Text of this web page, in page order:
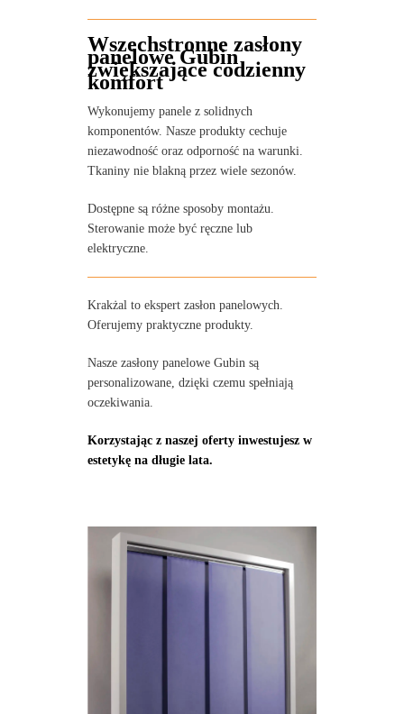
Wszechstronne zasłony
panelowe Gubin
zwiększające codzienny
komfort
Wykonujemy panele z solidnych
komponentów. Nasze produkty cechuje
niezawodność oraz odporność na warunki.
Tkaniny nie blakną przez wiele sezonów.
Dostępne są różne sposoby montażu.
Sterowanie może być ręczne lub
elektryczne.
Krakżal to ekspert zasłon panelowych.
Oferujemy praktyczne produkty.
Nasze zasłony panelowe Gubin są
personalizowane, dzięki czemu spełniają
oczekiwania.
Korzystając z naszej oferty inwestujesz w
estetykę na długie lata.